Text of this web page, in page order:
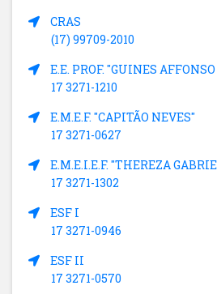
CRAS
(17) 99709-2010
E.E. PROF. "GUINES
17 3271-1210
E.M.E.F. "CAPITÃO NEVES"
17 3271-0627
E.M.E.I.E.F. "THEREZA
17 3271-1302
ESF I
17 3271-0946
ESF II
17 3271-0570